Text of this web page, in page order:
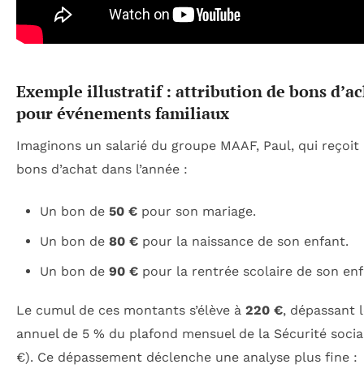
Exemple illustratif : attribution de bons
pour événements familiaux
Imaginons un salarié du groupe MAAF, Paul, qui
bons d’achat dans l’année :
Un bon de 50 €pour son mariage.
Un bon de 80 €pour la naissance de son enfant.
Un bon de 90 €pour la rentrée scolaire de son
Le cumul de ces montants s’élève à 220 €, dépassant
annuel de 5 % du plafond mensuel de la Sécurité
€). Ce dépassement déclenche une analyse plus fine :